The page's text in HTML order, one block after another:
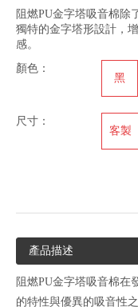
阻燃PU金字塔吸音棉除
獨特的金字塔形設計，
感。
顏色：
黑
尺寸：
客製
產品描述
阻燃PU金字塔吸音棉在
的特性與優異的吸音性